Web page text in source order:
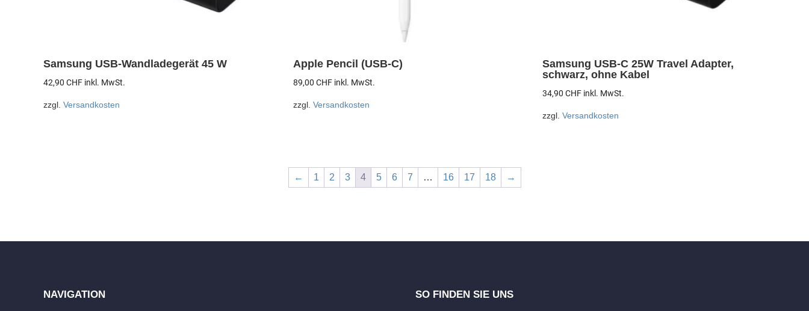
Samsung USB-Wandladegerät 45 W
42,90 CHF inkl. MwSt.
zzgl. Versandkosten
Apple Pencil (USB-C)
89,00 CHF inkl. MwSt.
zzgl. Versandkosten
Samsung USB-C 25W Travel Adapter,
schwarz, ohne Kabel
34,90CHF inkl. MwSt.
zzgl.Versandkosten
← 1 2 3 4 5 6 7 … 16 17 18 →
NAVIGATION SO FINDEN SIE UNS